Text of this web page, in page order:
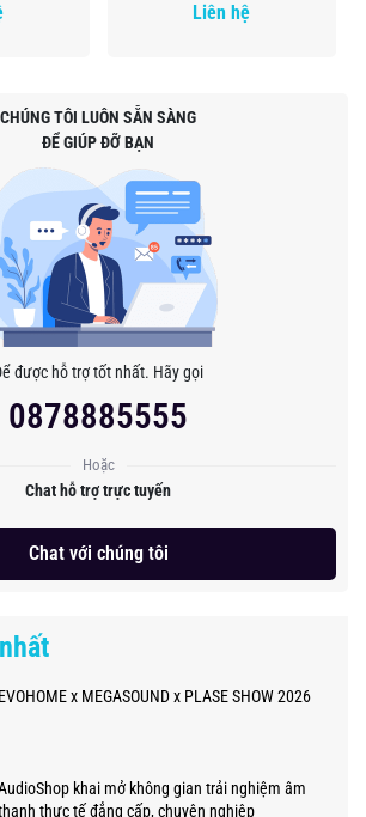
Liên hệ
CHÚNG TÔI LUÔN SẴN SÀNG
ĐỂ GIÚP ĐỠ BẠN
được hỗ trợ tốt nhất. Hãy gọi
0878885555
Hoặc
Chat hỗ trợ trực tuyến
Chat với chúng tôi
EVOHOME x MEGASOUND x PLASE SHOW 2026
khai mở không gian trải nghiệm âm
thực tế đẳng cấp, chuyên nghiệp